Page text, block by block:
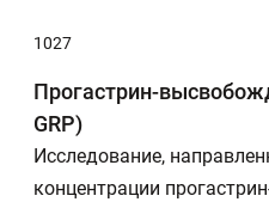
1027
Прогастрин-
GRP)
Исследование,
концентрации